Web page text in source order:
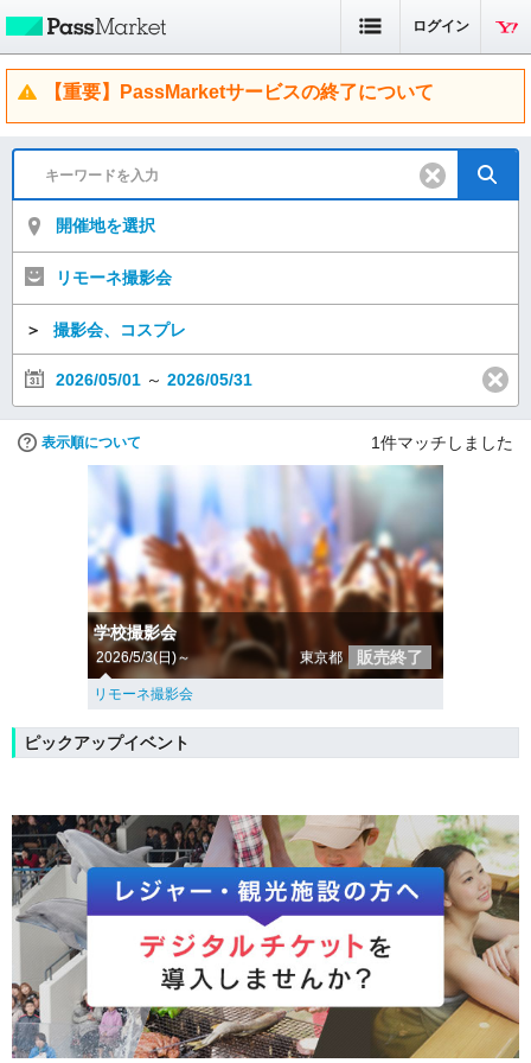
ログイン
【重要】PassMarketサービスの終了について
開催地を選択
リモーネ撮影会
＞ 撮影会、コスプレ
2026/05/01 ～ 2026/05/31
表示順について 1件マッチしました
学校撮影会
2026/5/3(日)～ 東京都 販売終了
リモーネ撮影会
ピックアップイベント